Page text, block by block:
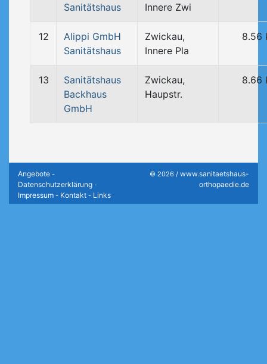
Sanitätshaus
Innere Zwi
12
Alippi GmbH
Sanitätshaus
Zwickau,
Innere Pla
8.56
13
Sanitätshaus
Backhaus
GmbH
Zwickau,
Haupstr.
8.66
Angebote -
Datenschutzerklärung -
Impressum - Kontakt - Links
© 2026 / www.sanitaetshaus-
orthopaedie.de